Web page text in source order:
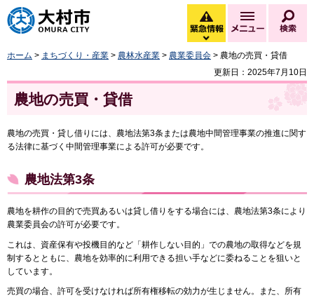
大村市
緊急情報
緊急情報を開く
メニュー
ホーム > まちづくり・産業 > 農林水産業 > 農業委員会 > 農地の売買・貸借
更新日：2025年7月10日
農地の売買・貸借
農地の売買・貸し借りには、農地法第3条または農地中間管理事業の推進に関す
る法律に基づく中間管理事業による許可が必要です。
農地法第3条
農地を耕作の目的で売買あるいは貸し借りをする場合には、農地法第3条により
農業委員会の許可が必要です。
これは、資産保有や投機目的など「耕作しない目的」での農地の取得などを規
制するとともに、農地を効率的に利用できる担い手などに委ねることを狙いと
しています。
売買の場合、許可を受けなければ所有権移転の効力が生じません。また、所有